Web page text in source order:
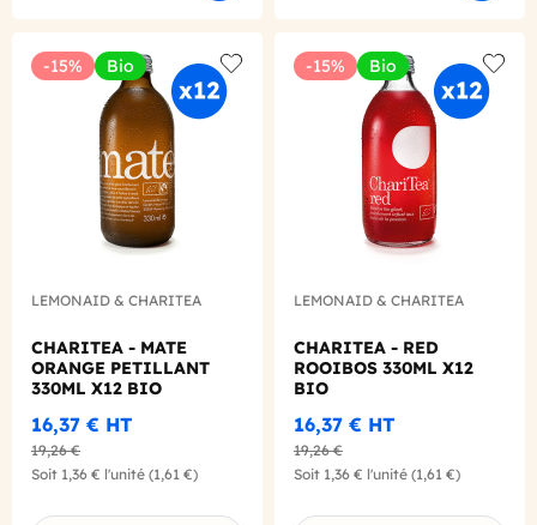
-15% Bio
Add to wishlist
LEMONAID & CHARITEA
CHARITEA - MATE
ORANGE PETILLANT
330ML X12 BIO
16,37 € HT
19,26 €
Soit 1,36 € l'unité (1,61 €)
-15% Bio
Add
LEMONAID & CHARITEA
CHARITEA - RED
ROOIBOS 330ML X12
BIO
16,37 € HT
19,26 €
Soit 1,36 € l'unité (1,61 €)